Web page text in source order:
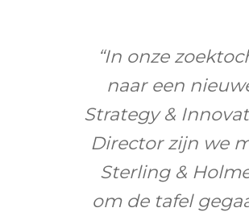
“In onze
naar een
Strategy &
Director zijn we
Sterling &
om de tafel